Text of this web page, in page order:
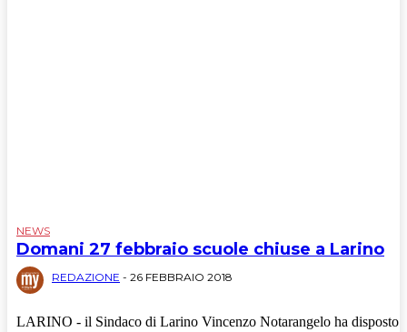
NEWS
Domani 27 febbraio scuole chiuse a Larino
REDAZIONE - 26 FEBBRAIO 2018
LARINO - il Sindaco di Larino Vincenzo Notarangelo ha disposto